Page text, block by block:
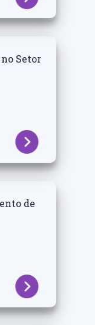
Setor
de